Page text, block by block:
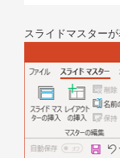
スライドマスターが